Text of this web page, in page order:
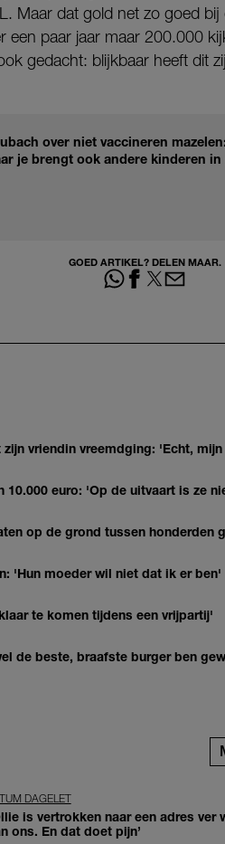
Maar dat gold net zo goed bij
een paar jaar maar 200.000
gedacht: blijkbaar heeft dit
over niet vaccineren
je brengt ook andere kinderen in
GOED ARTIKEL? DELEN MAAR.
vriendin vreemdging: 'Echt,
euro: 'Op de uitvaart is ze
op de grond tussen honderden
'Hun moeder wil niet dat ik er ben'
te komen tijdens een vrijpartij'
de beste, braafste burger ben
DAGELET
is vertrokken naar een adres ver
ons. En dat doet pijn’